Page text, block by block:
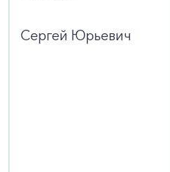
Сергей Юрьевич